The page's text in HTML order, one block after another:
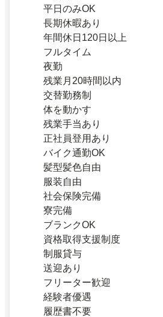
平日のみOK
長期休暇あり
年間休日120日以上
フルタイム
夜勤
残業月20時間以内
交替勤務制
体を動かす
残業手当あり
正社員登用あり
バイク通勤OK
髪型髪色自由
服装自由
社会保険完備
寮完備
ブランクOK
資格取得支援制度
制服貸与
送迎あり
フリーター歓迎
経験者優遇
履歴書不要